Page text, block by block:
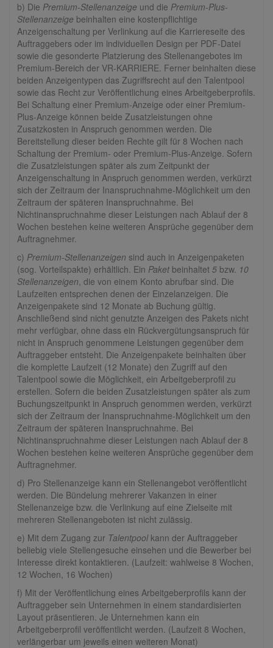
b) Die Premium-Stellenanzeige und die Premium-Plus-
Stellenanzeige beinhalten eine kostenpflichtige
Anzeigenschaltung per Verlinkung auf die Karriereseite des
Auftraggebers oder im individuellen Design per PDF-Datei
sowie die gesonderte Platzierung des Stellenangebotes im
Premium-Bereich der VR-KARRIERE. Ferner beinhalten diese
beiden Anzeigentypen das Zugriffsrecht auf den Talentpool
sowie das Recht zur Veröffentlichung eines Arbeitgeberprofils.
Bei Schaltung einer Premium-Anzeige oder einer Premium-
Plus-Anzeige können beide Zusatzleistungen ohne
Zusatzkosten in Anspruch genommen werden. Die
Bereitstellung dieser beiden Rechte gilt für 8 Wochen nach
Schaltung der Premium- oder Premium-Plus-Anzeige. Sofern
die Zusatzleistungen später als zum Zeitpunkt der
Anzeigenschaltung in Anspruch genommen werden, verkürzt
sich der Zeitraum der Inanspruchnahme-Möglichkeit um den
Zeitraum der späteren Inanspruchnahme. Bei
Nichtinanspruchnahme dieser Leistungen nach Ablauf der 8
Wochen bestehen keine weiteren Ansprüche gegenüber dem
Auftragnehmer.
c) Premium-Stellenanzeigen sind auch in Anzeigenpaketen
(sog. Vorteilspakte) erhältlich. Ein Paket beinhaltet 5 bzw. 10
Stellenanzeigen, die von einem Konto abrufbar sind. Die
Laufzeiten entsprechen denen der Einzelanzeigen. Die
Anzeigenpakete sind 12 Monate ab Buchung gültig.
Anschließend sind nicht genutzte Anzeigen des Pakets nicht
mehr verfügbar, ohne dass ein Rückvergütungsanspruch für
nicht in Anspruch genommene Leistungen gegenüber dem
Auftraggeber entsteht. Die Anzeigenpakete beinhalten über
die komplette Laufzeit (12 Monate) den Zugriff auf den
Talentpool sowie die Möglichkeit, ein Arbeitgeberprofil zu
erstellen. Sofern die beiden Zusatzleistungen später als zum
Buchungszeitpunkt in Anspruch genommen werden, verkürzt
sich der Zeitraum der Inanspruchnahme-Möglichkeit um den
Zeitraum der späteren Inanspruchnahme. Bei
Nichtinanspruchnahme dieser Leistungen nach Ablauf der 8
Wochen bestehen keine weiteren Ansprüche gegenüber dem
Auftragnehmer.
d) Pro Stellenanzeige kann ein Stellenangebot veröffentlicht
werden. Die Bündelung mehrerer Vakanzen in einer
Stellenanzeige bzw. die Verlinkung auf eine Zielseite mit
mehreren Stellenangeboten ist nicht zulässig.
e) Mit dem Zugang zur Talentpool kann der Auftraggeber
beliebig viele Stellengesuche einsehen und die Bewerber bei
Interesse direkt kontaktieren. (Laufzeit: wahlweise 8 Wochen,
12 Wochen, 16 Wochen)
f) Mit der Veröffentlichung eines Arbeitgeberprofils kann der
Auftraggeber sein Unternehmen in einem standardisierten
Layout präsentieren. Je Unternehmen kann ein
Arbeitgeberprofil veröffentlicht werden. (Laufzeit 8 Wochen,
verlängerbar um jeweils einen weiteren Monat)